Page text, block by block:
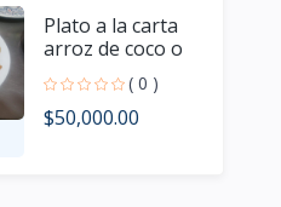
Plato a la carta
arroz de coco o
blanco ensalada
patacones al
ajillo ensalada
( 0 )
$50,000.00